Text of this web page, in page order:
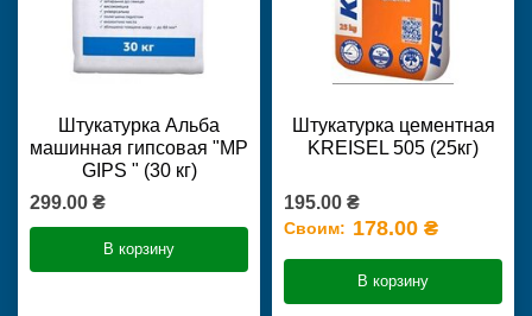
Штукатурка Альба
машинная гипсовая "MP
GIPS " (30 кг)
299.00 ₴
В корзину
Штукатурка цементная
KREISEL 505 (25кг)
195.00 ₴
Своим: 178.00 ₴
В корзину